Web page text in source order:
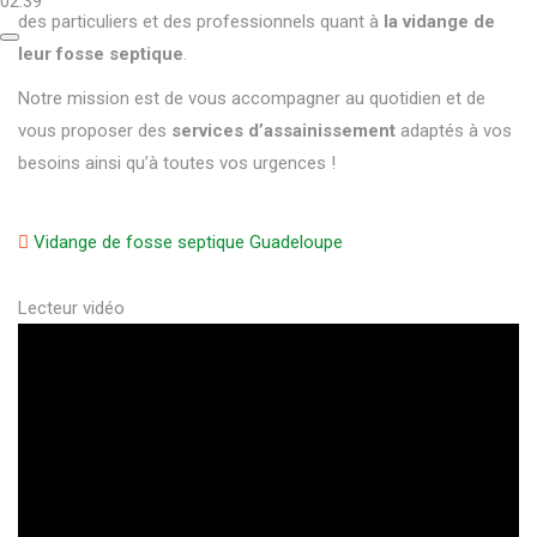
des particuliers et des professionnels quant à la vidange de
leur fosse septique
Notre mission est de vous accompagner au quotidien et de
vous proposer des services d’assainissement adaptés à vos
besoins ainsi qu’à toutes vos urgences !
Vidange de fosse septique Guadeloupe
Lecteur vidéo